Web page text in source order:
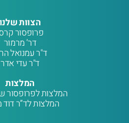
הצוות שלנו
פרופסור
דר’ מרמור
ד"ר עמנואל
ד"ר עדי אדר
המלצות
המלצות לפרופסור
המלצות לד”ר דוד